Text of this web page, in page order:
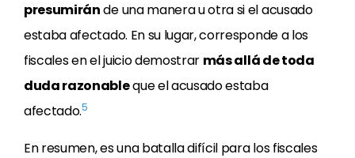
presumiránde una manera u otra si el acusado
estaba afectado. En su lugar, corresponde a los
fiscales en el juicio demostrar más allá de toda
duda razonableque el acusado estaba
afectado.5
En resumen, es una batalla difícil para los fiscales